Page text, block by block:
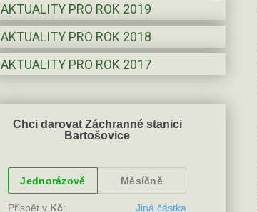
AKTUALITY PRO ROK 2019
AKTUALITY PRO ROK 2018
AKTUALITY PRO ROK 2017